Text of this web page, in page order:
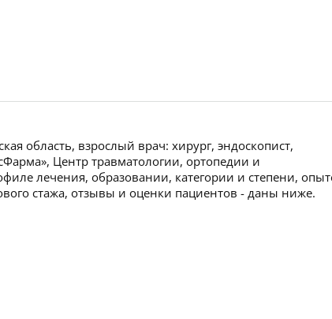
область, взрослый врач: хирург, эндоскопист,
Центр травматологии, ортопедии и
лечения, образовании, категории и степени,
стажа, отзывы и оценки пациентов - даны ниже.